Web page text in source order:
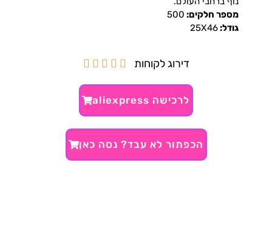
מספר חלקים: 500
גודל:25X46
דירוג לקוחות 




לרכישה aliexpress
הכפתור לא עבד? נסה כאן